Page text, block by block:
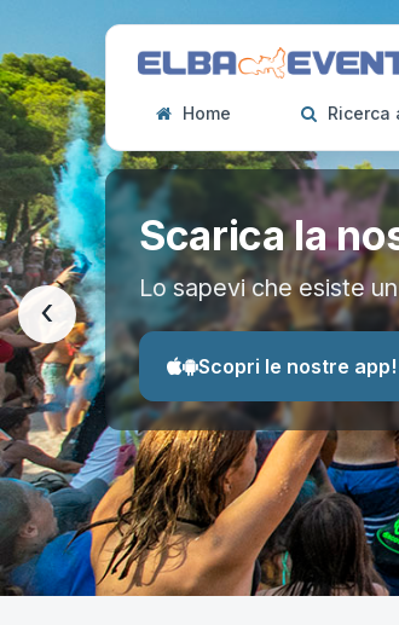
Home Ricerca
Scarica la
Lo sapevi che esiste
Scopri le nostre app!
‹